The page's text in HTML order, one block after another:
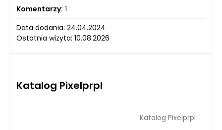
Komentarzy: 1
Data dodania: 24.04.2024
Ostatnia wizyta: 10.08.2026
Katalog Pixelprpl
Katalog Pixelprpl